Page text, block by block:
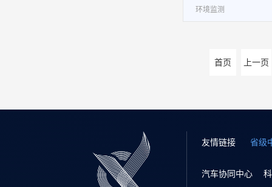
环境监测
首页 上一页
友情链接 省级
汽车协同中心